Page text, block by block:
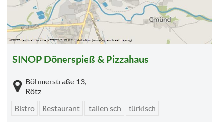
SINOP Dönerspieß & Pizzahaus
Böhmerstraße 13,
Rötz
Bistro
Restaurant italienisch türkisch